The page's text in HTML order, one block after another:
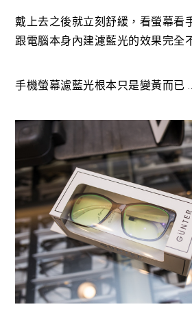
戴上去之後就立刻舒緩，看螢幕看
跟電腦本身內建濾藍光的效果完全
手機螢幕濾藍光根本只是變黃而已